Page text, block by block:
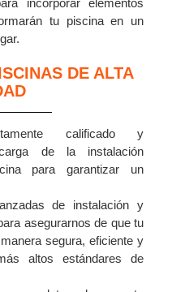
incorporar elementos
tu piscina en un
DE ALTA
calificado y
de la instalación
para garantizar un
de instalación y
asegurarnos de que tu
segura, eficiente y
altos estándares de